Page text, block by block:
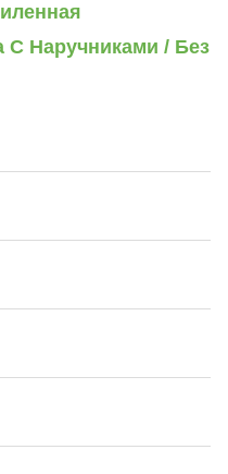
С Наручниками / Без